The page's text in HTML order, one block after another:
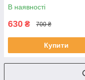
В наявності
630 ₴ 700 ₴
Купити